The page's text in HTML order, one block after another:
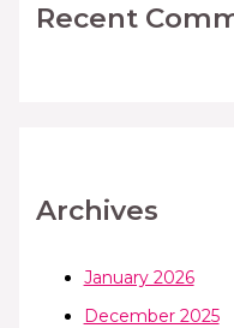
Recent
Archives
January 2026
December 2025